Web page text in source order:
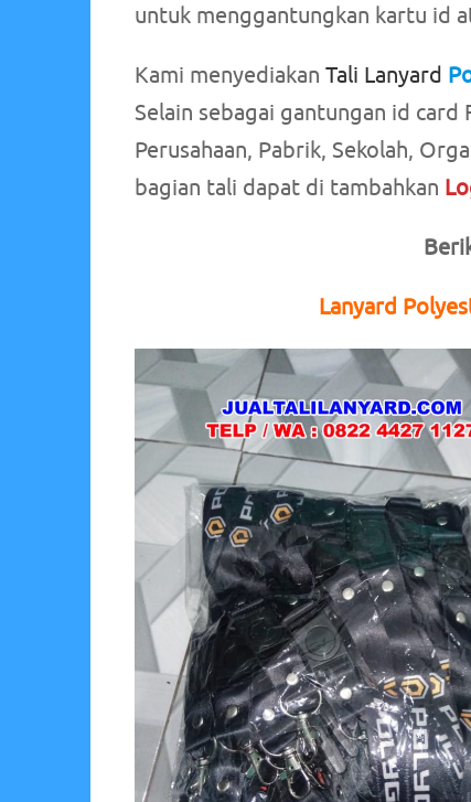
untuk menggantungkan kartu id
Kami menyediakan Tali Lanyard
Selain sebagai gantungan id card
Perusahaan, Pabrik, Sekolah,
bagian tali dapat di tambahkan
Lanyard